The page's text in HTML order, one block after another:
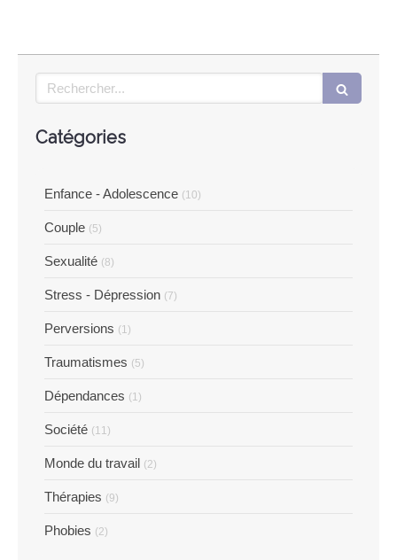
Rechercher
Catégories
Enfance - Adolescence (10)
Couple (5)
Sexualité (8)
Stress - Dépression (7)
Perversions (1)
Traumatismes (5)
Dépendances (1)
Société (11)
Monde du travail (2)
Thérapies (9)
Phobies (2)